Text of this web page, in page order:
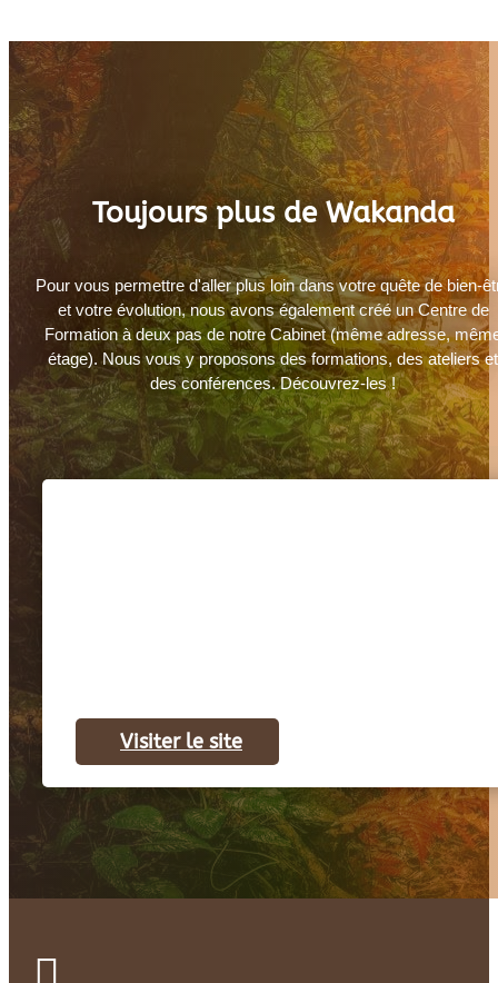
Toujours plus de Wakanda
Pour vous permettre d'aller plus loin dans votre quête de bien-
et votre évolution, nous avons également créé un Centre de
Formation à deux pas de notre Cabinet (même adresse,
étage). Nous vous y proposons des formations, des ateliers et
des conférences. Découvrez-les !
Visiter le site